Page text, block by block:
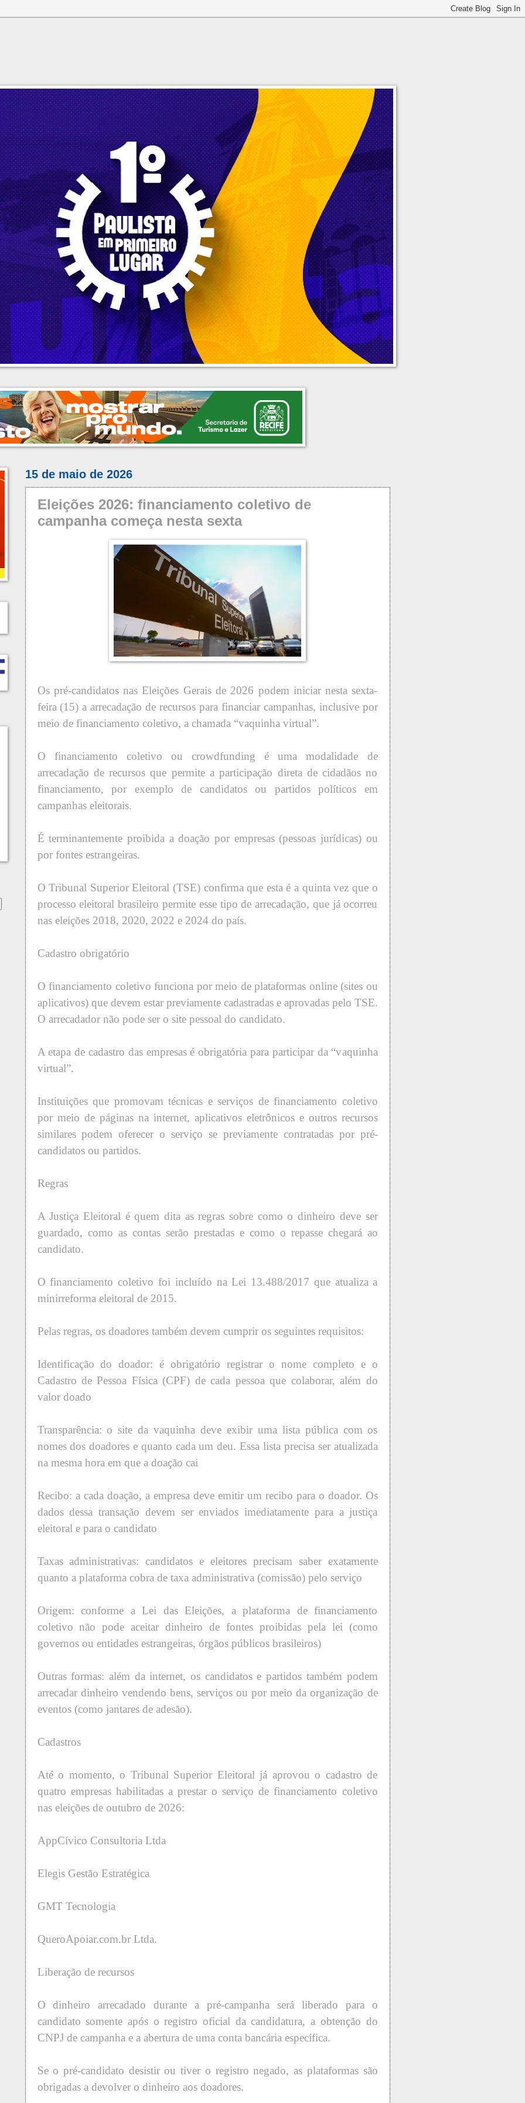
15 de maio de 2026
Eleições 2026: financiamento coletivo de
campanha começa nesta sexta
Os pré-candidatos nas Eleições Gerais de 2026 podem iniciar nesta sexta-
feira (15) a arrecadação de recursos para financiar campanhas, inclusive por
meio de financiamento coletivo, a chamada “vaquinha virtual”.
O financiamento coletivo ou crowdfunding é uma modalidade de
arrecadação de recursos que permite a participação direta de cidadãos no
financiamento, por exemplo de candidatos ou partidos políticos em
campanhas eleitorais.
É terminantemente proibida a doação por empresas (pessoas jurídicas) ou
por fontes estrangeiras.
O Tribunal Superior Eleitoral (TSE) confirma que esta é a quinta vez que o
processo eleitoral brasileiro permite esse tipo de arrecadação, que já ocorreu
nas eleições 2018, 2020, 2022 e 2024 do país.
Cadastro obrigatório
O financiamento coletivo funciona por meio de plataformas online (sites ou
aplicativos) que devem estar previamente cadastradas e aprovadas pelo TSE.
O arrecadador não pode ser o site pessoal do candidato.
A etapa de cadastro das empresas é obrigatória para participar da “vaquinha
virtual”.
Instituições que promovam técnicas e serviços de financiamento coletivo
por meio de páginas na internet, aplicativos eletrônicos e outros recursos
similares podem oferecer o serviço se previamente contratadas por pré-
candidatos ou partidos.
Regras
A Justiça Eleitoral é quem dita as regras sobre como o dinheiro deve ser
guardado, como as contas serão prestadas e como o repasse chegará ao
candidato.
O financiamento coletivo foi incluído na Lei 13.488/2017 que atualiza a
minirreforma eleitoral de 2015.
Pelas regras, os doadores também devem cumprir os seguintes requisitos:
Identificação do doador: é obrigatório registrar o nome completo e o
Cadastro de Pessoa Física (CPF) de cada pessoa que colaborar, além do
valor doado
Transparência: o site da vaquinha deve exibir uma lista pública com os
nomes dos doadores e quanto cada um deu. Essa lista precisa ser atualizada
na mesma hora em que a doação cai
Recibo: a cada doação, a empresa deve emitir um recibo para o doador. Os
dados dessa transação devem ser enviados imediatamente para a justiça
eleitoral e para o candidato
Taxas administrativas: candidatos e eleitores precisam saber exatamente
quanto a plataforma cobra de taxa administrativa (comissão) pelo serviço
Origem: conforme a Lei das Eleições, a plataforma de financiamento
coletivo não pode aceitar dinheiro de fontes proibidas pela lei (como
governos ou entidades estrangeiras, órgãos públicos brasileiros)
Outras formas: além da internet, os candidatos e partidos também podem
arrecadar dinheiro vendendo bens, serviços ou por meio da organização de
eventos (como jantares de adesão).
Cadastros
Até o momento, o Tribunal Superior Eleitoral já aprovou o cadastro de
quatro empresas habilitadas a prestar o serviço de financiamento coletivo
nas eleições de outubro de 2026:
AppCívico Consultoria Ltda
Elegis Gestão Estratégica
GMT Tecnologia
QueroApoiar.com.br Ltda.
Liberação de recursos
O dinheiro arrecadado durante a pré-campanha será liberado para o
candidato somente após o registro oficial da candidatura, a obtenção do
CNPJ de campanha e a abertura de uma conta bancária específica.
Se o pré-candidato desistir ou tiver o registro negado, as plataformas são
obrigadas a devolver o dinheiro aos doadores.